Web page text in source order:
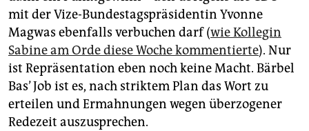
mit der Vize-Bundestagspräsidentin Yvonne
Magwas ebenfalls verbuchen darf (wie Kollegin
Sabine am Orde diese Woche kommentierte). Nur
ist Repräsentation eben noch keine Macht. Bärbel
Bas’ Job ist es, nach striktem Plan das Wort zu
erteilen und Ermahnungen wegen überzogener
Redezeit auszusprechen.